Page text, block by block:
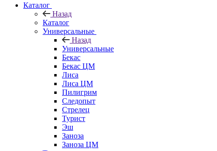
Каталог
Назад
Каталог
Универсальные
Назад
Универсальные
Бекас
Бекас ЦМ
Лиса
Лиса ЦМ
Пилигрим
Следопыт
Стрелец
Турист
Эш
Заноза
Заноза ЦМ